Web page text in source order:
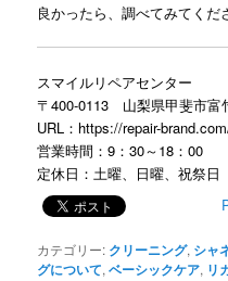
良かったら、調べてみてくだ
スマイルリペアセンター
〒400-0113 山梨県甲斐市富
URL： https://repair-
営業時間：9：30～18：00
定休日：土曜、日曜、祝祭日
カテゴリー: クリーニング, シャ
グについて,ベーシックケア, リ